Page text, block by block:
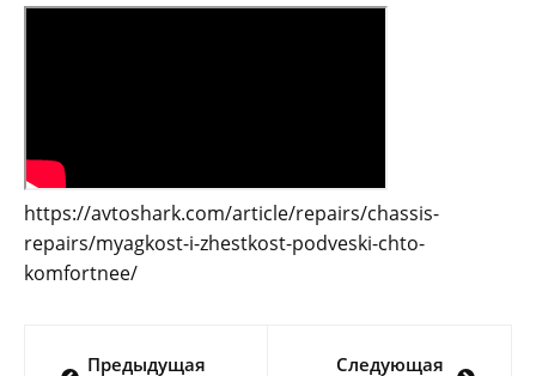
https://avtoshark.com/article/repairs/chassis-
repairs/myagkost-i-zhestkost-podveski-chto-
komfortnee/
Предыдущая
Следующая